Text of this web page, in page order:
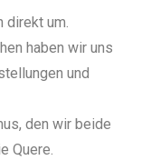
direkt um.
haben wir uns
und
den wir beide
Quere.